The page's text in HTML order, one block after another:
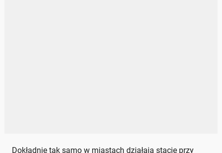
Dokładnie tak samo w miastach działają stacje przy